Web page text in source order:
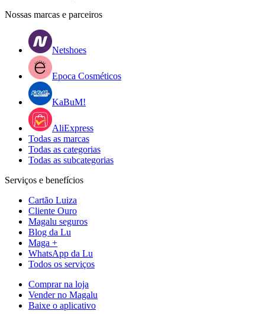
Nossas marcas e parceiros
Netshoes
Epoca Cosméticos
KaBuM!
AliExpress
Todas as marcas
Todas as categorias
Todas as subcategorias
Serviços e benefícios
Cartão Luiza
Cliente Ouro
Magalu seguros
Blog da Lu
Maga +
WhatsApp da Lu
Todos os serviços
Comprar na loja
Vender no Magalu
Baixe o aplicativo